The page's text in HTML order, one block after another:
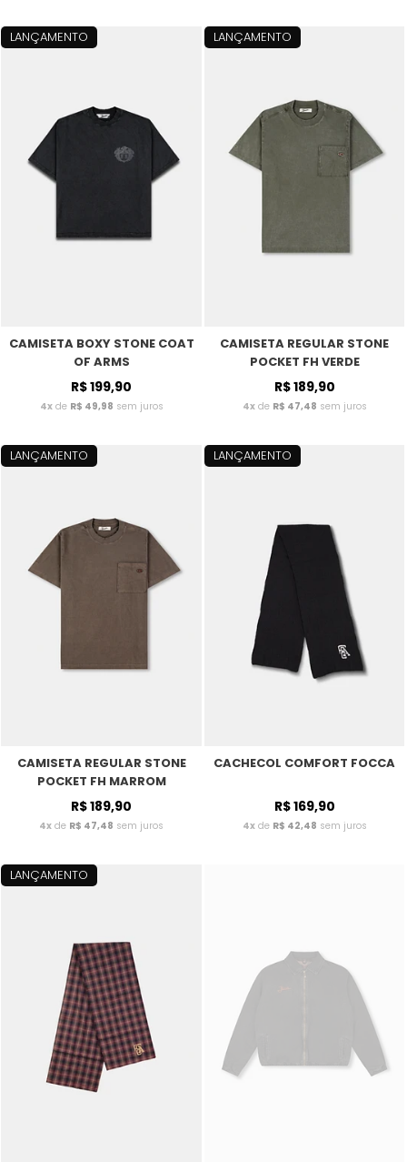
LANÇAMENTO
CAMISETA BOXY STONE COAT
OF ARMS
R$ 199,90
4xde R$ 49,98 sem juros
LANÇAMENTO
CAMISETA REGULAR STONE
POCKET FH VERDE
R$ 189,90
4xde R$ 47,48 sem juros
LANÇAMENTO
CAMISETA REGULAR STONE
POCKET FH MARROM
R$ 189,90
4x de R$ 47,48 sem juros
LANÇAMENTO
CACHECOL COMFORT FOCCA
R$ 169,90
4xde R$ 42,48 sem juros
LANÇAMENTO